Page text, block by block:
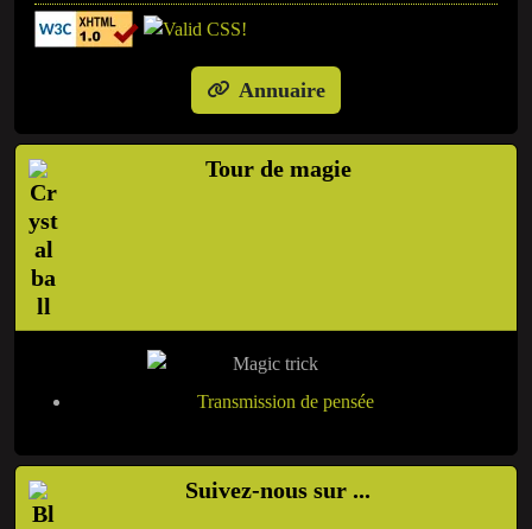
Annuaire
Tour de magie
Transmission de pensée
Suivez-nous sur ...